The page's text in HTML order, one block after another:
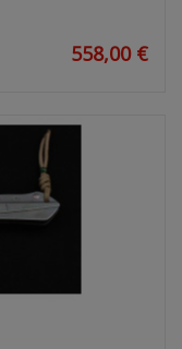
558,00 €